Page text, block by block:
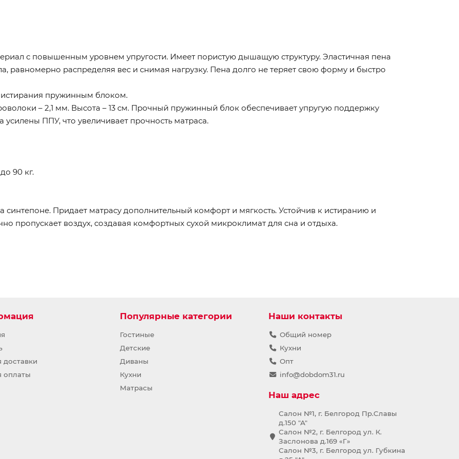
с повышенным уровнем упругости. Имеет пористую дышащую структуру. Эластичная пена
равномерно распределяя вес и снимая нагрузку. Пена долго не теряет свою форму и быстро
пружинным блоком.
– 2,1 мм. Высота – 13 см. Прочный пружинный блок обеспечивает упругую поддержку
ППУ, что увеличивает прочность матраса.
90 кг.
Придает матрасу дополнительный комфорт и мягкость. Устойчив к истиранию и
пропускает воздух, создавая комфортных сухой микроклимат для сна и отдыха.
доставки
оплаты
Популярные категории
Гостиные
Детские
Диваны
Кухни
Матрасы
Наши контакты
Общий номер
Кухни
Опт
info@dobdom31.ru
Наш адрес
Салон №1, г. Белгород Пр.Славы
д.150 "А"
Салон №2, г. Белгород ул. К.
Заслонова д.169 «Г»
Салон №3, г. Белгород ул. Губкина